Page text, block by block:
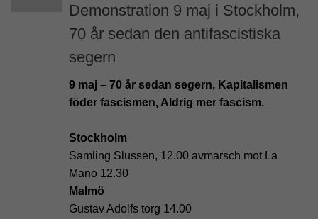
Demonstration 9 maj i Stockholm,
70 år sedan den antifascistiska
segern
9 maj – 70 år sedan segern, Kapitalismen
föder fascismen, Aldrig mer fascism.
Stockholm
Samling Slussen, 12.00 avmarsch mot La
Mano 12.30
Malmö
Gustav Adolfs torg 14.00